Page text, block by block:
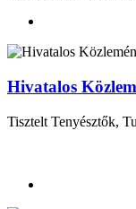
Hivatalos
Tisztelt Tenyésztők,